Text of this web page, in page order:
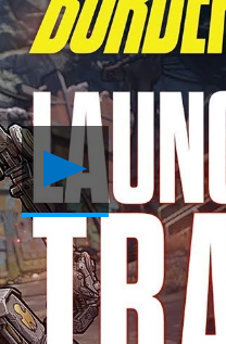
Lancer
la
vidéo